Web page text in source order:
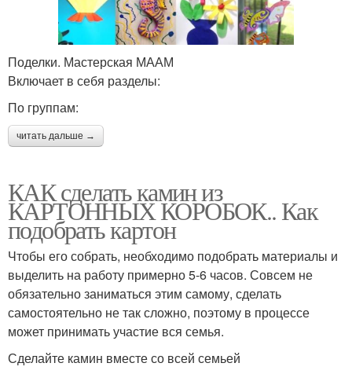
Поделки. Мастерская МААМ
Включает в себя разделы:
По группам:
читать дальше →
КАК сделать камин из
КАРТОННЫХ КОРОБОК.. Как
подобрать картон
Чтобы его собрать, необходимо подобрать материалы и
выделить на работу примерно 5-6 часов. Совсем не
обязательно заниматься этим самому, сделать
самостоятельно не так сложно, поэтому в процессе
может принимать участие вся семья.
Сделайте камин вместе со всей семьей